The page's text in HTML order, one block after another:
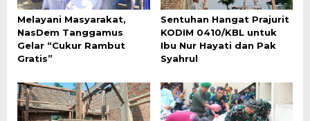
Melayani Masyarakat,
NasDem Tanggamus
Gelar “Cukur Rambut
Gratis”
Sentuhan Hangat Prajurit
KODIM 0410/KBL untuk
Ibu Nur Hayati dan Pak
Syahrul